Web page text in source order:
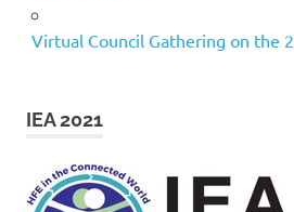
Virtual Council Gathering on the
IEA 2021